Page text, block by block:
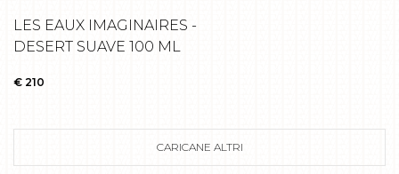
LES EAUX IMAGINAIRES -
DESERT SUAVE 100 ML
€ 210
CARICANE ALTRI